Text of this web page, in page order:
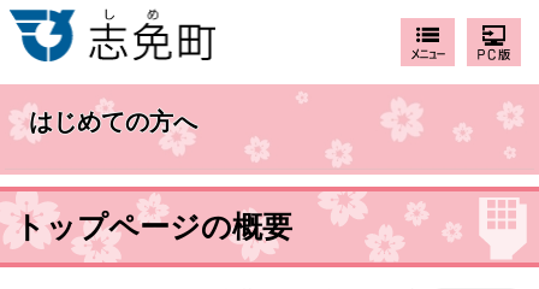
はじめての方へ
トップページの概要